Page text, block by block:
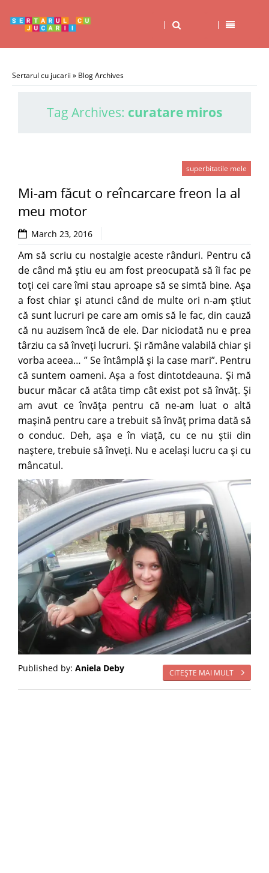
Sertarul cu jucarii » Blog Archives
Tag Archives: curatare miros
superbitatile mele
Mi-am făcut o reîncarcare freon la al
meu motor
March 23, 2016
Am să scriu cu nostalgie aceste rânduri. Pentru că
de când mă ştiu eu am fost preocupată să îi fac pe
toţi cei care îmi stau aproape să se simtă bine. Aşa
a fost chiar şi atunci când de multe ori n-am ştiut
că sunt lucruri pe care am omis să le fac, din cauză
că nu auzisem încă de ele. Dar niciodată nu e prea
târziu ca să înveţi lucruri. Şi rămâne valabilă chiar şi
vorba aceea… ” Se întâmplă şi la case mari”. Pentru
că suntem oameni. Aşa a fost dintotdeauna. Şi mă
bucur măcar că atâta timp cât exist pot să învăţ. Şi
am avut ce învăţa pentru că ne-am luat o altă
maşină pentru care a trebuit să învăţ prima dată să
o conduc. Deh, aşa e în viaţă, cu ce nu ştii din
naştere, trebuie să înveţi. Nu e acelaşi lucru ca şi cu
mâncatul.
CITEŞTE MAI MULT
Published by: Aniela Deby